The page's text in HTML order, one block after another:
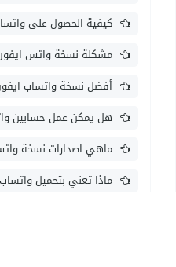
كيفية الحصول على واتساب ايفون 12
مشكلة نسخة واتس ايفون
أفضل نسخة واتساب ايفون
هل يمكن عمل حسابين
ماهي اصدارات نسخة
ماذا تعني بتحميل